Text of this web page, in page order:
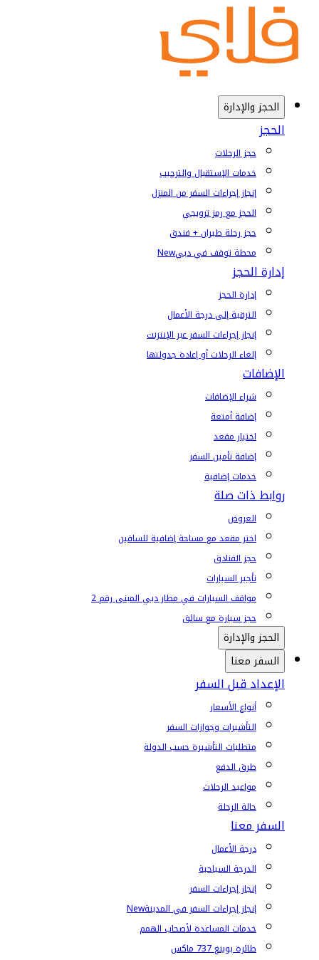
الحجز والإدارة
الحجز
حجز الرحلات
خدمات الإستقبال والترحيب
إنجاز إجراءات السفر من المنزل
الحجز مع رمز ترويجي
حجز رحلة طيران + فندق
محطة توقف في دبيNew
إدارة الحجز
إدارة الحجز
الترقية إلى درجة الأعمال
إنجاز إجراءات السفر عبر الإنترنت
إلغاء الرحلات أو إعادة جدولتها
الإضافات
شراء الإضافات
إضافة أمتعة
اختيار مقعد
إضافة تأمين السفر
خدمات إضافية
روابط ذات صلة
العروض
اختر مقعد مع مساحة إضافية للساقين
حجز الفنادق
تأجير السيارات
مواقف السيارات في مطار دبي المبنى رقم 2
حجز سيارة مع سائق
الحجز والإدارة
السفر معنا
الإعداد قبل السفر
أنواع الأسعار
التأشيرات وجوازات السفر
متطلبات التأشيرة حسب الدولة
طرق الدفع
مواعيد الرحلات
حالة الرحلة
السفر معنا
درجة الأعمال
الدرجة السياحية
إنجاز إجراءات السفر
إنجاز إجراءات السفر في المدينةNew
خدمات المساعدة لأصحاب الهمم
طائرة بوينغ 737 ماكس